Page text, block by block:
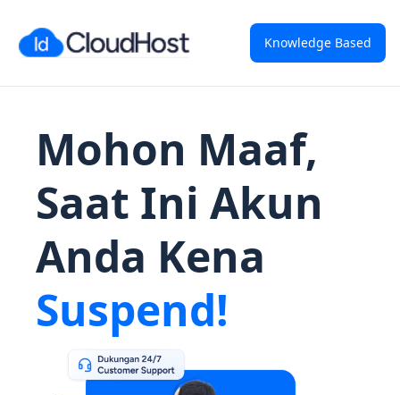
Knowledge Based
Mohon Maaf,
Saat Ini Akun
Anda Kena
Suspend!